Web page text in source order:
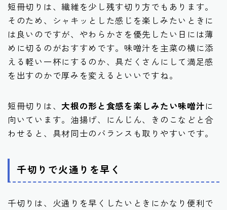
短冊切りは、繊維を少し残す切り方でもあります。
そのため、シャキッとした感じを楽しみたいときに
は良いのですが、やわらかさを優先したい日には薄
めに切るのがおすすめです。味噌汁を主菜の横に添
える軽い一杯にするのか、具だくさんにして満足感
を出すのかで厚みを変えるといいですね。
短冊切りは、大根の形と食感を楽しみたい味噌汁に
向いています。油揚げ、にんじん、きのこなどと合
わせると、具材同士のバランスも取りやすいです。
千切りで火通りを早く
千切りは、火通りを早くしたいときにかなり便利で